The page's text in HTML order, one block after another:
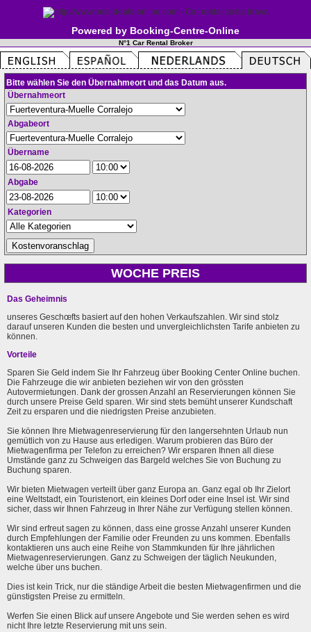
Powered by Booking-Centre-Online
N°1 Car Rental Broker
Bitte wählen Sie den Übernahmeort und das Datum aus.
Übernahmeort
Abgabeort
Übername
Abgabe
Kategorien
WOCHE PREIS
Das Geheimnis
unseres Geschœfts basiert auf den hohen Verkaufszahlen. Wir sind stolz
darauf unseren Kunden die besten und unvergleichlichsten Tarife anbieten zu
können.
Vorteile
Sparen Sie Geld indem Sie Ihr Fahrzeug über Booking Center Online buchen.
Die Fahrzeuge die wir anbieten beziehen wir von den grössten
Autovermietungen. Dank der grossen Anzahl an Reservierungen können Sie
durch unsere Preise Geld sparen. Wir sind stets bemüht unserer Kundschaft
Zeit zu ersparen und die niedrigsten Preise anzubieten.
Sie können Ihre Mietwagenreservierung für den langersehnten Urlaub nun
gemütlich von zu Hause aus erledigen. Warum probieren das Büro der
Mietwagenfirma per Telefon zu erreichen? Wir ersparen Ihnen all diese
Umstände ganz zu Schweigen das Bargeld welches Sie von Buchung zu
Buchung sparen.
Wir bieten Mietwagen verteilt über ganz Europa an. Ganz egal ob Ihr Zielort
eine Weltstadt, ein Touristenort, ein kleines Dorf oder eine Insel ist. Wir sind
sicher, dass wir Ihnen Fahrzeug in Ihrer Nähe zur Verfügung stellen können.
Wir sind erfreut sagen zu können, dass eine grosse Anzahl unserer Kunden
durch Empfehlungen der Familie oder Freunden zu uns kommen. Ebenfalls
kontaktieren uns auch eine Reihe von Stammkunden für Ihre jährlichen
Mietwagenreservierungen. Ganz zu Schweigen der täglich Neukunden,
welche über uns buchen.
Dies ist kein Trick, nur die ständige Arbeit die besten Mietwagenfirmen und die
günstigsten Preise zu ermitteln.
Werfen Sie einen Blick auf unsere Angebote und Sie werden sehen es wird
nicht Ihre letzte Reservierung mit uns sein.